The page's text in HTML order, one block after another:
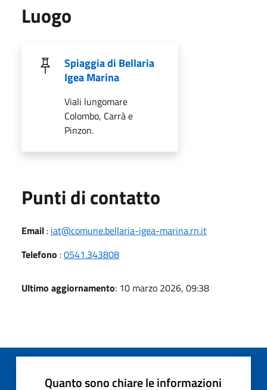
Luogo
Spiaggia di Bellaria
Igea Marina
Viali lungomare
Colombo, Carrà e
Pinzon.
Punti di contatto
Email : iat@comune.bellaria-igea-marina.rn.it
Telefono :0541.343808
Ultimo aggiornamento: 10 marzo 2026, 09:38
Quanto sono chiare le informazioni